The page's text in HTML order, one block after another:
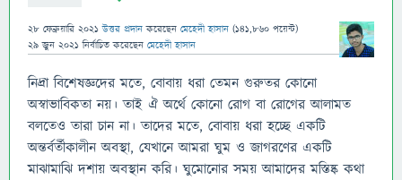
28 ফেব্রুয়ারি 2021 উত্তর প্রদান করেছেন মেহেদী হাসান (141,860 পয়েন্ট)
29 জুন 2021 নির্বাচিত করেছেন মেহেদী হাসান
নিদ্রা বিশেষজ্ঞদের মতে, বোবায় ধরা তেমন গুরুতর কোনো
অস্বাভাবিকতা নয়। তাই ঐ অর্থে কোনো রোগ বা রোগের আলামত
বলতেও তারা চান না। তাদের মতে, বোবায় ধরা হচ্ছে একটি
অন্তর্বর্তীকালীন অবস্থা, যেখানে আমরা ঘুম ও জাগরণের একটি
মাঝামাঝি দশায় অবস্থান করি। ঘুমোনোর সময় আমাদের মস্তিষ্ক কথা